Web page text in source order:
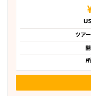
ツア